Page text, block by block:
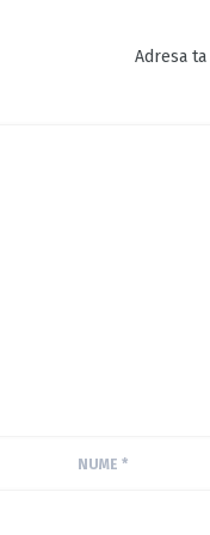
Adresa
NUME *